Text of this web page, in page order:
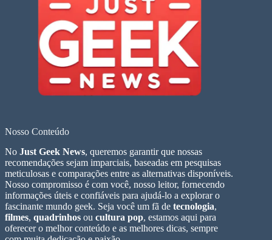
Nosso Conteúdo
No Just Geek News, queremos garantir que nossas
recomendações sejam imparciais, baseadas em pesquisas
meticulosas e comparações entre as alternativas disponíveis.
Nosso compromisso é com você, nosso leitor, fornecendo
informações úteis e confiáveis para ajudá-lo a explorar o
fascinante mundo geek. Seja você um fã de tecnologia,
filmes, quadrinhos ou cultura pop, estamos aqui para
oferecer o melhor conteúdo e as melhores dicas, sempre